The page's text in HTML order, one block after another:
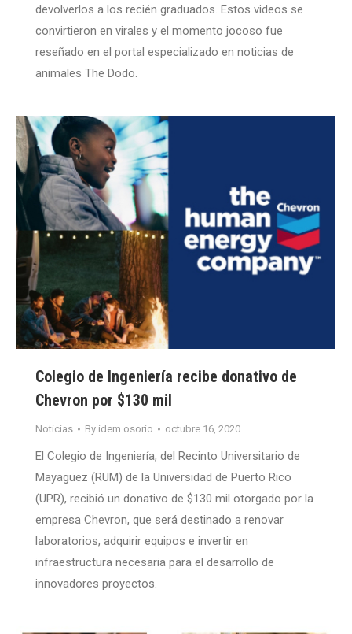
devolverlos a los recién graduados. Estos videos se
convirtieron en virales y el momento jocoso fue
reseñado en el portal especializado en noticias de
animales The Dodo.
Colegio de Ingeniería recibe donativo de
Chevron por $130 mil
Noticias By idem.osorio octubre 16, 2020
El Colegio de Ingeniería, del Recinto Universitario de
Mayagüez (RUM) de la Universidad de Puerto Rico
(UPR), recibió un donativo de $130 mil otorgado por la
empresa Chevron, que será destinado a renovar
laboratorios, adquirir equipos e invertir en
infraestructura necesaria para el desarrollo de
innovadores proyectos.